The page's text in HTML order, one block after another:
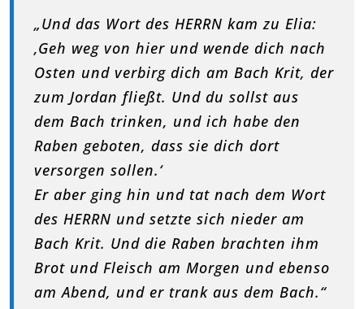
„Und das Wort des HERRN kam zu Elia:
‚Geh weg von hier und wende dich nach
Osten und verbirg dich am Bach Krit, der
zum Jordan fließt. Und du sollst aus
dem Bach trinken, und ich habe den
Raben geboten, dass sie dich dort
versorgen sollen.‘
Er aber ging hin und tat nach dem Wort
des HERRN und setzte sich nieder am
Bach Krit. Und die Raben brachten ihm
Brot und Fleisch am Morgen und ebenso
am Abend, und er trank aus dem Bach.“